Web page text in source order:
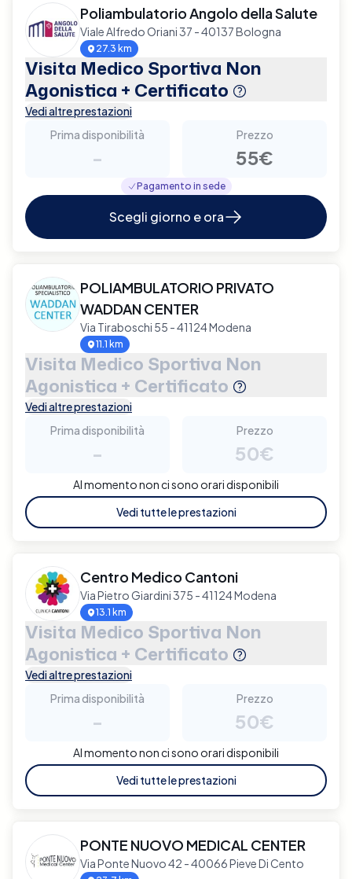
Poliambulatorio Angolo della Salute
Viale Alfredo Oriani 37 - 40137 Bologna
27.3 km
Visita Medico Sportiva Non
Agonistica + Certificato
Vedi altre prestazioni
Prima disponibilità
-
Prezzo
55€
Pagamento in sede
Scegli giorno e ora
POLIAMBULATORIO PRIVATO
WADDAN CENTER
Via Tiraboschi 55 - 41124 Modena
11.1 km
Visita Medico Sportiva Non
Agonistica + Certificato
Vedi altre prestazioni
Prima disponibilità
-
Prezzo
50€
Al momento non ci sono orari disponibili
Vedi tutte le prestazioni
Centro Medico Cantoni
Via Pietro Giardini 375 - 41124 Modena
13.1 km
Visita Medico Sportiva Non
Agonistica + Certificato
Vedi altre prestazioni
Prima disponibilità
-
Prezzo
50€
Al momento non ci sono orari disponibili
Vedi tutte le prestazioni
PONTE NUOVO MEDICAL CENTER
Via Ponte Nuovo 42 - 40066 Pieve Di Cento